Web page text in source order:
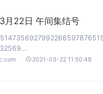
月22日 午间集结号
 2021-03-22 11:50:48